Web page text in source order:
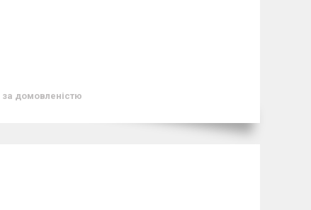
за домовленістю